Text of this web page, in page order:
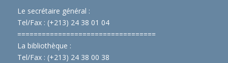
Le secrétaire général :
Tel/Fax : (+213) 24 38 01 04
==================================
La bibliothèque :
Tel/Fax : (+213) 24 38 00 38